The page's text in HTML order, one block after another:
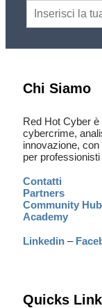
Chi Siamo
Red Hot Cyber
cybercrime,
innovazione,
per
Contatti
Partners
Community Hub
Academy
Linkedin –
Quicks